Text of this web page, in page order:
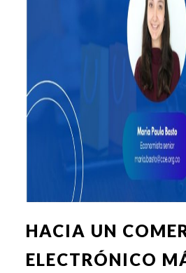
HACIA UN
ELECTRÓNICO